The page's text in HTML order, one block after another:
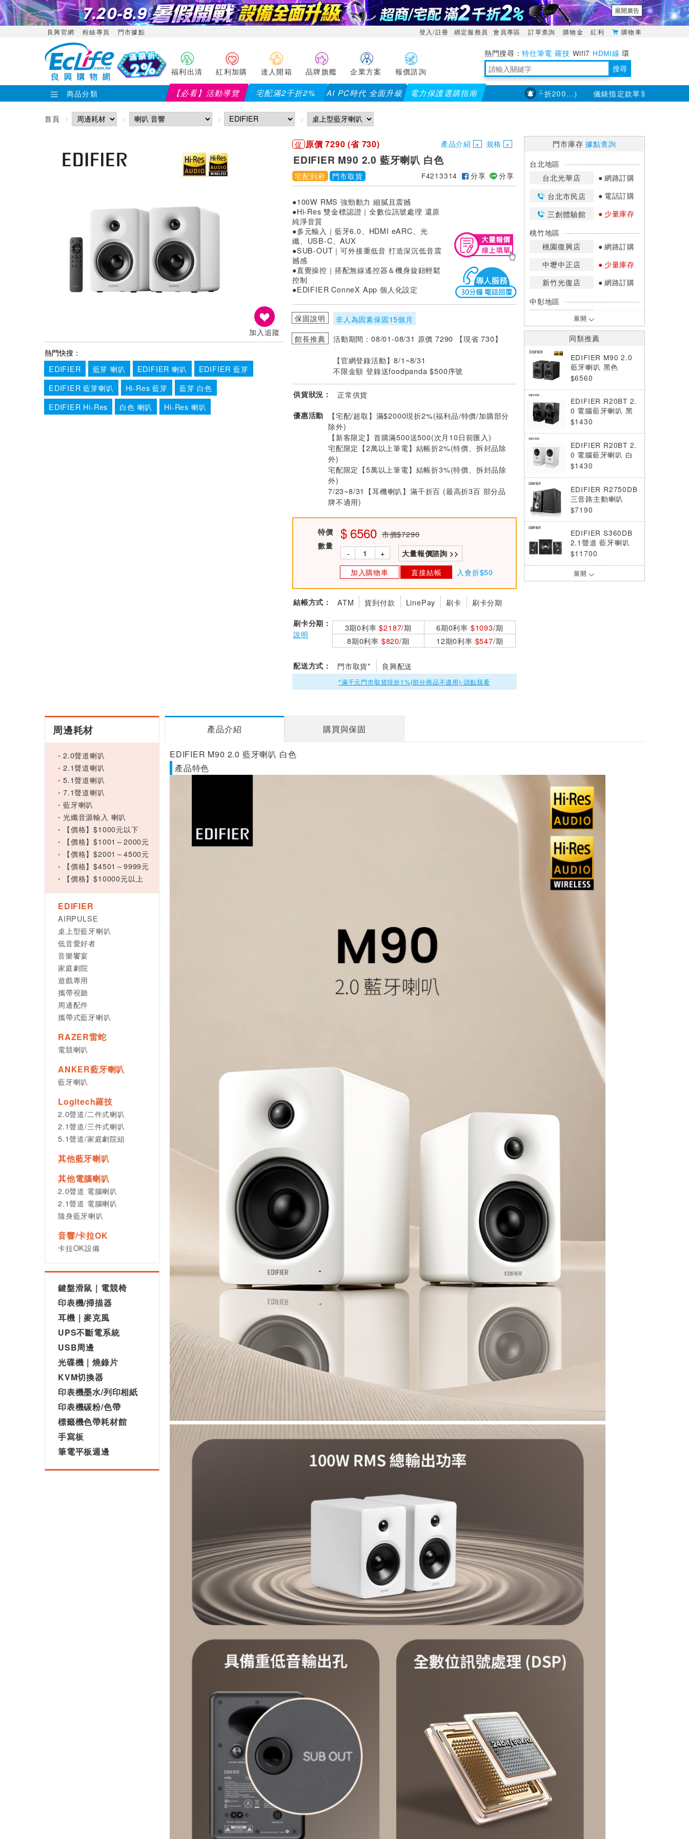
展開廣告
良興官網 粉絲專頁 門市據點 登入/註冊 綁定服務員 會員專區 訂單查詢 購物金 紅利 購物車
福利出清 紅利加購 達人開箱 品牌旗艦 企業方案 報價諮詢
特仕筆電 羅技 Wifi7 HDMI線 環
境量測 明緯POWER 搜尋
商品分類 【必看】活動導覽 宅配滿2千折2% AI PC時代 全面升級 電力保護選購指南
【PX大通】全館滿千折百(部分品項不適用，滿2千折200...) 儀錶指定款單筆滿8000折200 (最
首頁
加入追蹤
熱門快搜：
EDIFIER
藍芽 喇叭 EDIFIER 喇叭
EDIFIER 藍芽
EDIFIER 藍芽喇叭
Hi-Res 藍芽
藍芽 白色
EDIFIER Hi-Res
白色 喇叭 Hi-Res 喇叭
促 原價 7290 (省 730) 產品介紹 規格
EDIFIER M90 2.0 藍牙喇叭 白色
宅配到府 門市取貨 F4213314 分享 分享
●100W RMS 強勁動力 細膩且震撼
●Hi-Res 雙金標認證｜全數位訊號處理 還原
純淨音質
●多元輸入｜藍牙6.0、HDMI eARC、光
纖、USB-C、AUX
●SUB-OUT｜可外接重低音 打造深沉低音震
撼感
●直覺操控｜搭配無線遙控器＆機身旋鈕輕鬆
控制
●EDIFIER ConneX App 個人化設定
保固說明
非人為因素保固15個月
館長推薦
活動期間：08/01-08/31 原價 7290 【現省 730】
【官網登錄活動】8/1~8/31
不限金額 登錄送foodpanda $500序號
供貨狀況： 正常供貨
優惠活動
【宅配/超取】滿$2000現折2%(福利品/特價/加購部分
除外)
【新客限定】首購滿500送500(次月10日前匯入)
宅配限定【2萬以上筆電】結帳折2%(特價、拆封品除
外)
宅配限定【5萬以上筆電】結帳折3%(特價、拆封品除
外)
7/23~8/31【耳機喇叭】滿千折百 (最高折3百 部分品
牌不適用)
特價 6560 市價$7290
數量
- + 大量報價諮詢 >>
加入購物車 直接結帳 入會折$50
結帳方式： ATM 貨到付款 LinePay 刷卡 刷卡分期
刷卡分期：
說明
3期0利率$2187/期 6期0利率 $1093/期
8期0利率 $820/期 12期0利率 $547/期
配送方式： 門市取貨* 良興配送
*滿千元門市取貨現折1%(部分商品不適用)-請點我看
門市庫存據點查詢
台北地區
台北光華店
網路訂購
台北市民店
電話訂購
三創體驗館
少量庫存
桃竹地區
桃園復興店
網路訂購
中壢中正店
少量庫存
新竹光復店
網路訂購
中彰地區
台中英才店
嘉南地區
高雄中華店
高雄鳳山店
少量庫存
(1~2)、現貨充足(3以上)。
*門市庫存以店內實際數量為準，可使
用專人服務或撥打門市電話洽詢。
展開
同類推薦
EDIFIER M90 2.0
藍牙喇叭 黑色
$6560
EDIFIER R20BT 2.
0 電腦藍牙喇叭 黑
色 桌上型 音箱
$1430
EDIFIER R20BT 2.
0 電腦藍牙喇叭 白
色 桌上型 音箱
$1430
EDIFIER R2750DB
三音路主動喇叭
$7190
EDIFIER S360DB
2.1聲道 藍牙喇叭
$11700
EDIFIER R990BT
$3410
展開
周邊耗材
2.0聲道喇叭
2.1聲道喇叭
5.1聲道喇叭
7.1聲道喇叭
藍牙喇叭
光纖音源輸入 喇叭
【價格】$1000元以下
【價格】$1001～2000元
【價格】$2001～4500元
【價格】$4501～9999元
【價格】$10000元以上
EDIFIER
AIRPULSE
桌上型藍牙喇叭
低音愛好者
音樂饗宴
家庭劇院
遊戲專用
攜帶視聽
周邊配件
攜帶式藍牙喇叭
RAZER雷蛇
電競喇叭
ANKER藍牙喇叭
藍牙喇叭
Logitech羅技
2.0聲道/二件式喇叭
2.1聲道/三件式喇叭
5.1聲道/家庭劇院組
其他藍牙喇叭
其他電腦喇叭
2.0聲道 電腦喇叭
2.1聲道 電腦喇叭
隨身藍牙喇叭
音響/卡拉OK
卡拉OK設備
鍵盤滑鼠｜電競椅
印表機/掃描器
耳機｜麥克風
UPS不斷電系統
USB周邊
光碟機｜燒錄片
KVM切換器
印表機墨水/列印相紙
印表機碳粉/色帶
標籤機色帶耗材館
手寫板
筆電平板週邊
產品介紹 購買與保固
EDIFIER M90 2.0 藍牙喇叭 白色
產品特色